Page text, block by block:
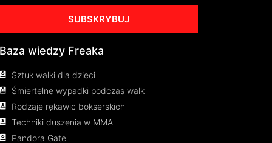
SUBSKRYBUJ
Baza wiedzy Freaka
Sztuk walki dla dzieci
Śmiertelne wypadki podczas walk
Rodzaje rękawic bokserskich
Techniki duszenia w MMA
Pandora Gate